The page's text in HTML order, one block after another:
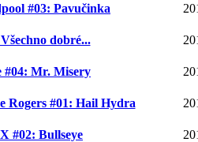
#03: Pavučinka
dobré...
#04: Mr. Misery
Rogers #01: Hail Hydra
#02: Bullseye